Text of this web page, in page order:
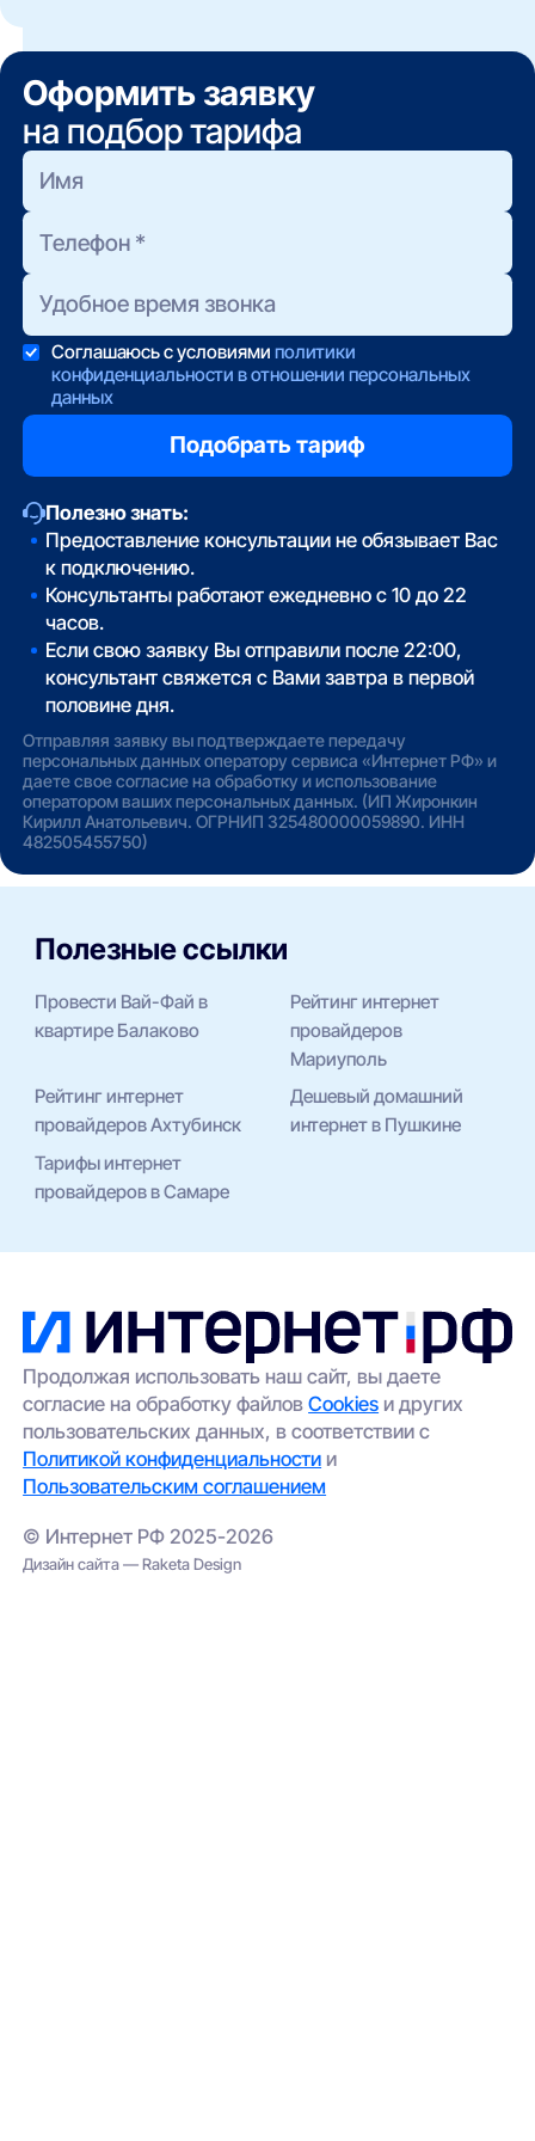
Оформить заявку
на подбор тарифа
Соглашаюсь с условиями политики
конфиденциальности в отношении персональных
данных
Полезно знать:
Предоставление консультации не обязывает Вас
к подключению.
Консультанты работают ежедневно с 10 до 22
часов.
Если свою заявку Вы отправили после 22:00,
консультант свяжется с Вами завтра в первой
половине дня.
Отправляя заявку вы подтверждаете передачу
персональных данных оператору сервиса «Интернет РФ» и
даете свое согласие на обработку и использование
оператором ваших персональных данных. (ИП Жиронкин
Кирилл Анатольевич. ОГРНИП 325480000059890. ИНН
482505455750)
Полезные ссылки
Провести Вай-Фай в
квартире Балаково
Рейтинг интернет
провайдеров
Мариуполь
Рейтинг интернет
провайдеров Ахтубинск
Дешевый домашний
интернет в Пушкине
Тарифы интернет
провайдеров в Самаре
Продолжая использовать наш сайт, вы даете
согласие на обработку файловCookies и других
пользовательских данных, в соответствии с
Политикой конфиденциальности и
Пользовательским соглашением
© Интернет РФ 2025-2026
Дизайн сайта — Raketa Design